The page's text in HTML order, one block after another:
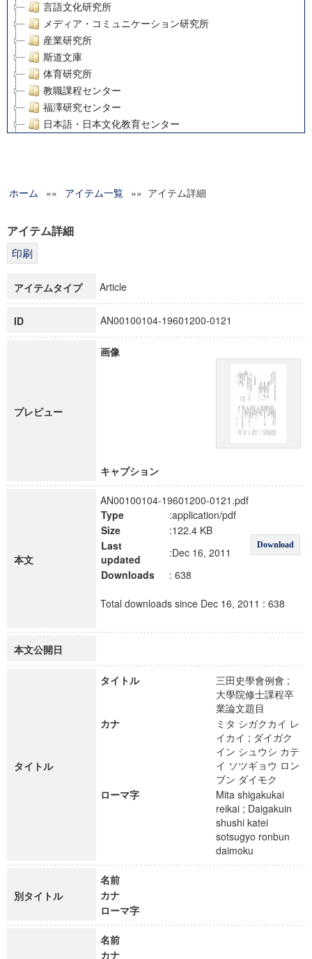
言語文化研究所
メディア・コミュニケーション研究所
産業研究所
斯道文庫
体育研究所
教職課程センター
福澤研究センター
日本語・日本文化教育センター
グローバルリサーチインスティテュート
科学研究費補助金研究成果報告書
博士課程教育リーディングプログラム「超成熟社会発展のサ
ホーム »» アイテム一覧 »» アイテム詳細
アイテム詳細
アイテムタイプ Article
ID AN00100104-19601200-0121
プレビュー
画像
キャプション
本文
AN00100104-19601200-0121.pdf
Type
:application/pdf
Download
Size
:122.4 KB
Last
updated
:Dec 16, 2011
Downloads
: 638
Total downloads since Dec 16, 2011 : 638
本文公開日
タイトル
タイトル
三田史學會例會 ;
大學院修士課程卒
業論文題目
カナ
ミタ シガクカイ レ
イカイ ; ダイガク
イン シュウシ カテ
イ ソツギョウ ロン
ブン ダイモク
ローマ字
Mita shigakukai
reikai ; Daigakuin
shushi katei
sotsugyo ronbun
daimoku
別タイトル
名前
カナ
ローマ字
名前
カナ